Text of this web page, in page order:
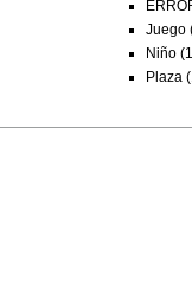
Juego
Niño
Plaza